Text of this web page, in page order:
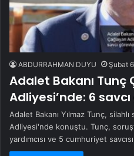
ABDURRAHMAN DUYU Şubat
Adalet Bakanı Tunç
Adliyesi’nde: 6
Adalet Bakanı Yılmaz Tunç,
Adliyesi'nde konuştu. Tunç,
yardımcısı ve 5 cumhuriyet